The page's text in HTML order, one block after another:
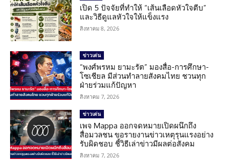
เปิด 5 ปัจจัยที่ทำให้ “เส้นเลือดหัวใจตีบ”
และวิธีดูแลหัวใจให้แข็งแรง
สิงหาคม 8, 2026
ข่าวเด่น
“พงศ์พรหม ยามะรัต” มองสื่อ-การศึกษา-
โซเชียล มีส่วนทำลายสังคมไทย ชวนทุก
ฝ่ายร่วมแก้ปัญหา
สิงหาคม 7, 2026
ข่าวเด่น
เพจ Mappa ออกจดหมายเปิดผนึกถึง
สื่อมวลชน ขอรายงานข่าวเหตุรุนแรงอย่าง
รับผิดชอบ ชี้วิธีเล่าข่าวมีผลต่อสังคม
สิงหาคม 7, 2026